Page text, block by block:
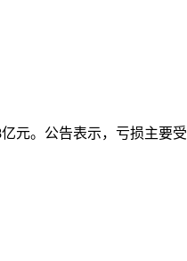
元。公告表示，亏损主要受